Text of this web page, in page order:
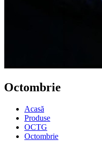
Octombrie
Acasă
Produse
OCTG
Octombrie